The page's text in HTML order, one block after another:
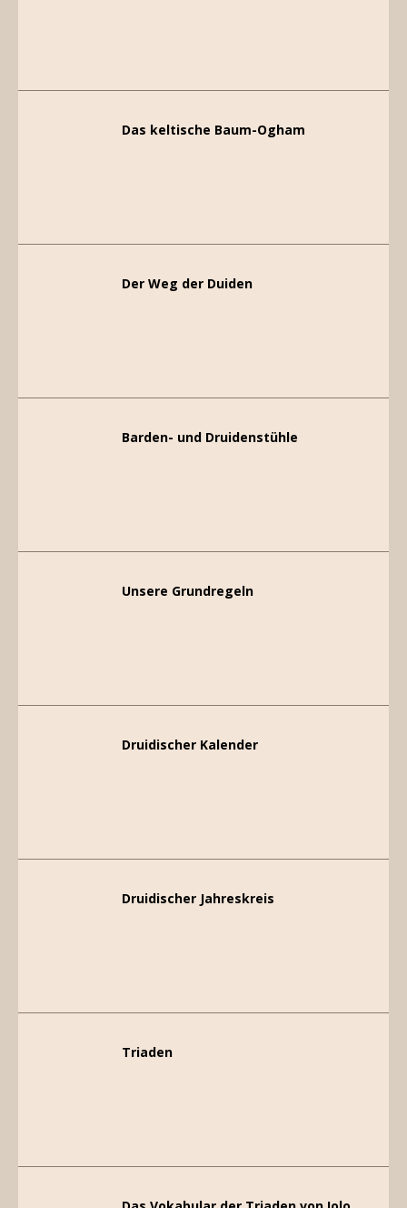
Das keltische Baum-Ogham
Der Weg der Duiden
Barden- und Druidenstühle
Unsere Grundregeln
Druidischer Kalender
Druidischer Jahreskreis
Triaden